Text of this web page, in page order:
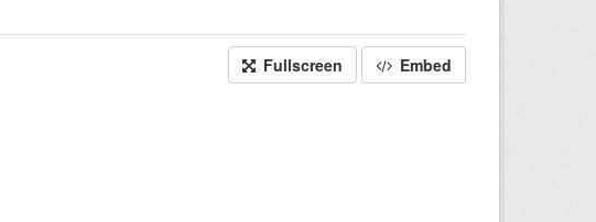
Fullscreen Embed